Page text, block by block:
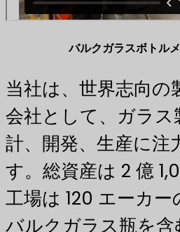
バルクガラスボトル
当社は、世界志向の
会社として、ガラス
計、開発、生産に注
す。総資産は 2 億
工場は 120 エーカー
バルクガラス瓶を含